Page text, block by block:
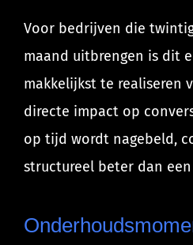
Voor bedrijven die
maand uitbrengen is dit
makkelijkst te realiseren
directe impact op
op tijd wordt nagebeld,
structureel beter dan